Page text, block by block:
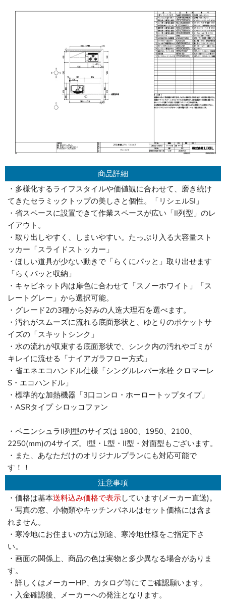
商品詳細
・多様化するライフスタイルや価値観に合わせて、磨き続け
てきたセラミックトップの美しさと個性。「リシェルSI」
・省スペースに設置できて作業スペースが広い「II列型」のレ
イアウト。
・取り出しやすく、しまいやすい。たっぷり入る大容量スト
ッカー「スライドストッカー」
・ほしい道具が少ない動きで「らくにパッと」取り出せます
「らくパッと収納」
・キャビネット内は扉色に合わせて「スノーホワイト」「ス
レートグレー」から選択可能。
・グレード2の3種から好みの人造大理石を選べます。
・汚れがスムーズに流れる底面形状と、ゆとりのポケットサ
イズの「スキットシンク」
・水の流れが収束する底面形状で、シンク内の汚れやゴミが
キレイに流せる「ナイアガラフロー方式」
・省エネエコハンドル仕様「シングルレバー水栓 クロマーレ
S・エコハンドル」
・標準的な加熱機器「3口コンロ・ホーロートップタイプ」
・ASRタイプ シロッコファン
・ペニンシュラII列型のサイズは 1800、1950、2100、
2250(mm)の4サイズ。I型・L型・II型・対面型もございます。
・また、あなただけのオリジナルプランにも対応可能で
す！！
注意事項
・価格は基本送料込み価格で表示しています(メーカー直送)。
・写真の窓、小物類やキッチンパネルはセット価格には含ま
れません。
・寒冷地にお住まいの方は別途、寒冷地仕様をご指定下さ
い。
・画面の関係上、商品の色は実物と多少異なる場合がありま
す。
・詳しくはメーカーHP、カタログ等にてご確認願います。
・入金確認後、メーカーへの発注となります。